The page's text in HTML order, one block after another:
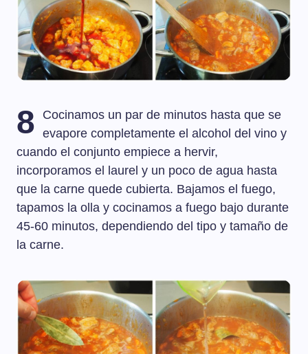
8
Cocinamos un par de minutos hasta que se
evapore completamente el alcohol del vino y
cuando el conjunto empiece a hervir,
incorporamos el laurel y un poco de agua hasta
que la carne quede cubierta. Bajamos el fuego,
tapamos la olla y cocinamos a fuego bajo durante
45-60 minutos, dependiendo del tipo y tamaño de
la carne.